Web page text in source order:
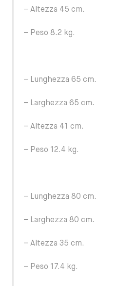
– Altezza 45 cm.
– Peso 8.2 kg.
– Lunghezza 65 cm.
– Larghezza 65 cm.
– Altezza 41 cm.
– Peso 12.4 kg.
– Lunghezza 80 cm.
– Larghezza 80 cm.
– Altezza 35 cm.
– Peso 17.4 kg.